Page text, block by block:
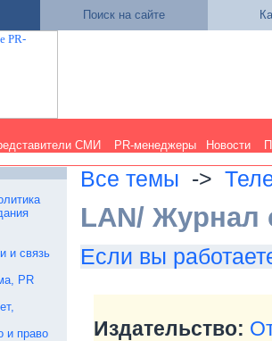
Поиск на сайте
СМИ PR-менеджеры Новости
и связь
PR
и право
Все темы ->
LAN/ Журнал
Если вы
Издательство: